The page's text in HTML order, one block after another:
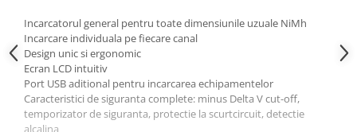
Incarcatorul general pentru toate dimensiunile uzuale NiMh
Incarcare individuala pe fiecare canal
Design unic si ergonomic
Ecran LCD intuitiv
Port USB aditional pentru incarcarea echipamentelor
Caracteristici de siguranta complete: minus Delta V cut-off,
temporizator de siguranta, protectie la scurtcircuit, detectie
alcalina